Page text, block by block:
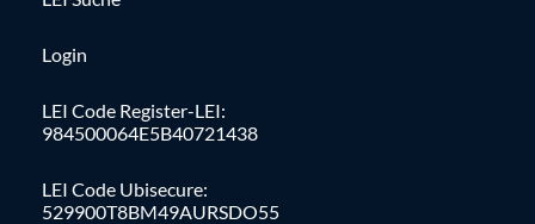
Login
LEI Code Register-LEI:
984500064E5B40721438
LEI Code Ubisecure:
529900T8BM49AURSDO55